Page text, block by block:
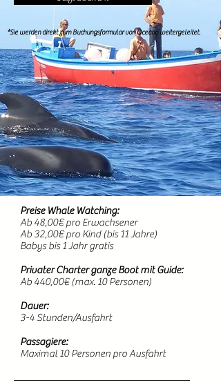
*Sie werden direkt zum Buchungsformular von Oceano weitergeleitet.
Preise Whale Watching:
Ab 48,00€ pro Erwachsener
Ab 32,00€ pro Kind (bis 11 Jahre)
Babys bis 1 Jahr gratis
Privater Charter ganze Boot mit Guide:
Ab 440,00€ (max. 10 Personen)
Dauer:
3-4 Stunden/Ausfahrt
Passagiere:
Maximal 10 Personen pro Ausfahrt